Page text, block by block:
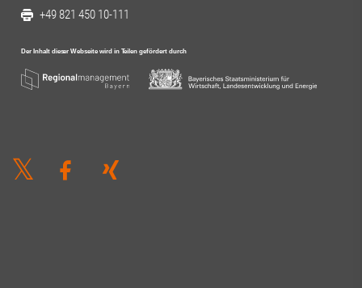
+49 821 450 10-111